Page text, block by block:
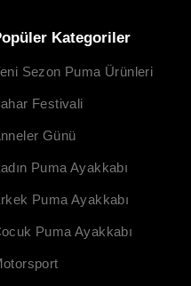
Kategoriler
Sezon Puma Ürünleri
Festivali
Günü
Puma Ayakkabı
Puma Ayakkabı
Puma Ayakkabı